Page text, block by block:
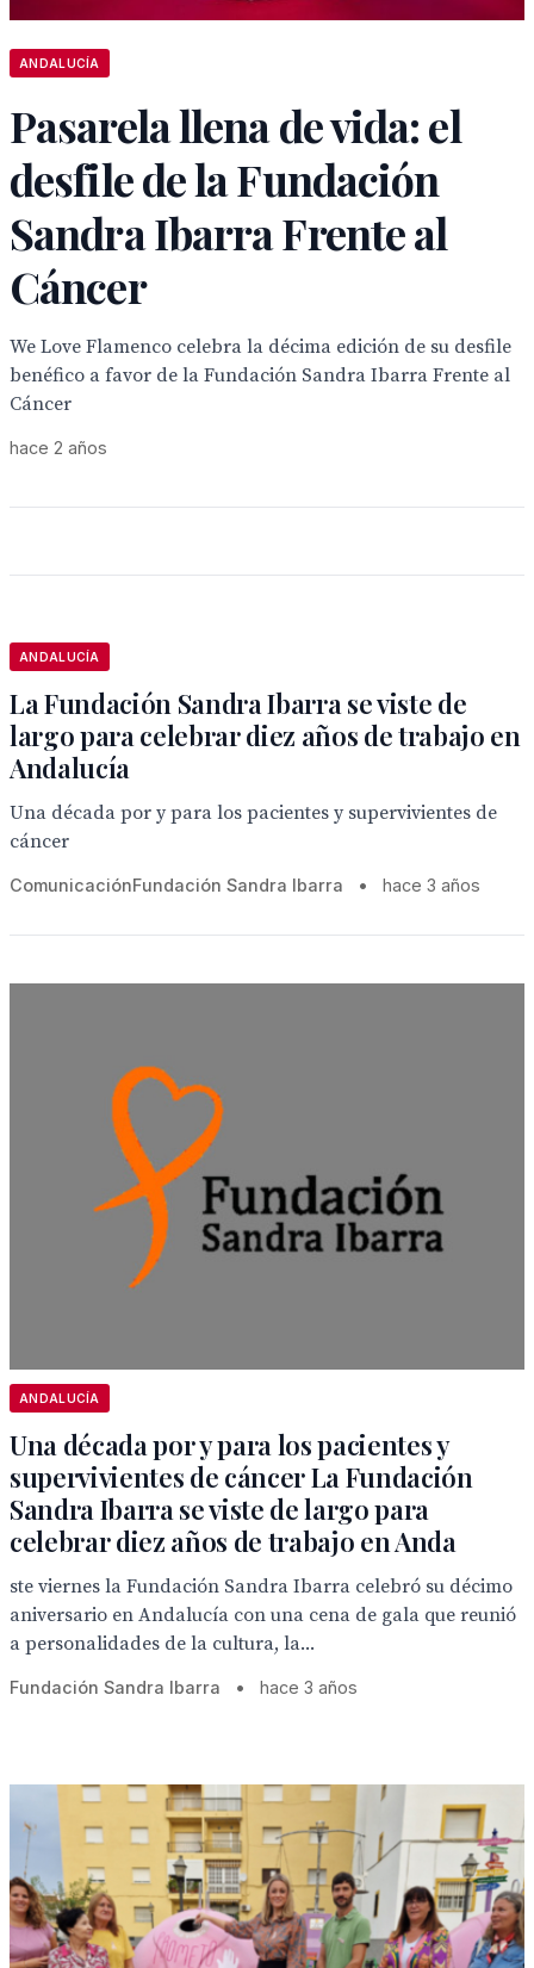
ANDALUCÍA
Pasarela llena de vida: el
desfile de la Fundación
Sandra Ibarra Frente al
Cáncer
We Love Flamenco celebra la décima edición de su desfile
benéfico a favor de la Fundación Sandra Ibarra Frente al
Cáncer
hace 2 años
ANDALUCÍA
La Fundación Sandra Ibarra se viste de
largo para celebrar diez años de trabajo en
Andalucía
Una década por y para los pacientes y supervivientes de
cáncer
ComunicaciónFundación Sandra Ibarra • hace 3 años
ANDALUCÍA
Una década por y para los pacientes y
supervivientes de cáncer La Fundación
Sandra Ibarra se viste de largo para
celebrar diez años de trabajo en Anda
ste viernes la Fundación Sandra Ibarra celebró su décimo
aniversario en Andalucía con una cena de gala que reunió
a personalidades de la cultura, la...
Fundación Sandra Ibarra • hace 3 años